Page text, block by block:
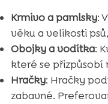
Krmivo a pamlsky:
věku a velikosti
Obojky a vodítka:
které se přizpůsobí
Hračky: Hračky
zabavné.